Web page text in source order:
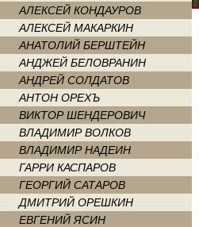
АЛЕКСЕЙ КОНДАУРОВ
АЛЕКСЕЙ МАКАРКИН
АНАТОЛИЙ БЕРШТЕЙН
АНДЖЕЙ БЕЛОВРАНИН
АНДРЕЙ СОЛДАТОВ
АНТОН ОРЕХЪ
ВИКТОР ШЕНДЕРОВИЧ
ВЛАДИМИР ВОЛКОВ
ВЛАДИМИР НАДЕИН
ГАРРИ КАСПАРОВ
ГЕОРГИЙ САТАРОВ
ДМИТРИЙ ОРЕШКИН
ЕВГЕНИЙ ЯСИН